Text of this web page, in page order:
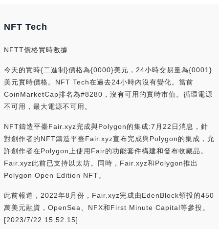
NFT Tech
NFTT價格實時數據
今天的實時{二進制}價格為{0000}美元，24小時交易量為{0001}
美元實時價格。NFT Tech在過去24小時內沒有變化。當前
CoinMarketCap排名為#8280，沒有可用的實時市值。循環電源
不可用，最大電源不可用。
NFT鑄造平臺Fair.xyz完成與Polygon的集成:7月22日消息，針
對創作者的NFT鑄造平臺Fair.xyz宣布完成與Polygon的集成，允
許創作者在Polygon上使用Fair的功能套件構建和發布收藏品。
Fair.xyz此前已支持以太坊。同時，Fair.xyz和Polygon推出
Polygon Open Edition NFT。
此前報道，2022年8月份，Fair.xyz完成由EdenBlock領投的450
萬美元融資，OpenSea、NFX和First Minute Capital等參投。
[2023/7/22 15:52:15]